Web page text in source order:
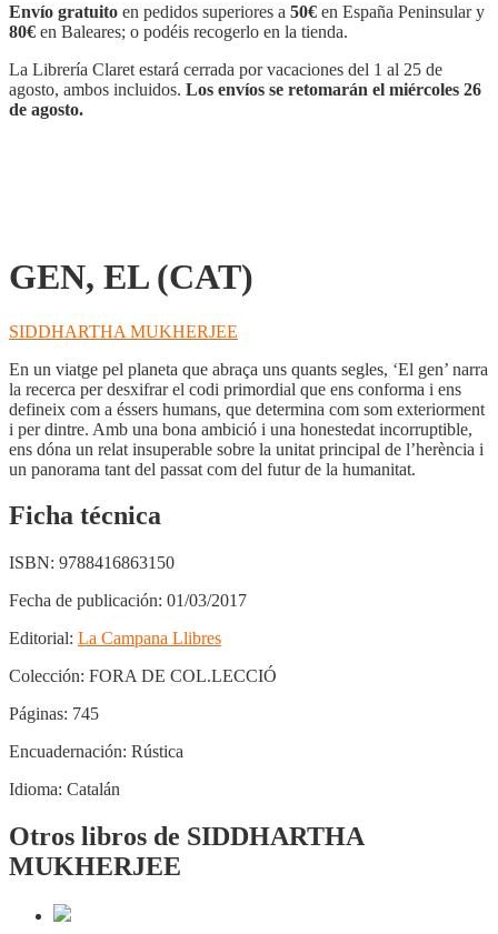
Envío gratuito en pedidos superiores a 50€ en España Peninsular y
80€ en Baleares; o podéis recogerlo en la tienda.
La Librería Claret estará cerrada por vacaciones del 1 al 25 de
agosto, ambos incluidos. Los envíos se retomarán el miércoles 26
de agosto.
GEN, EL (CAT)
SIDDHARTHA MUKHERJEE
En un viatge pel planeta que abraça uns quants segles, ‘El gen’ narra
la recerca per desxifrar el codi primordial que ens conforma i ens
defineix com a éssers humans, que determina com som exteriorment
i per dintre. Amb una bona ambició i una honestedat incorruptible,
ens dóna un relat insuperable sobre la unitat principal de l’herència i
un panorama tant del passat com del futur de la humanitat.
Ficha técnica
ISBN: 9788416863150
Fecha de publicación: 01/03/2017
Editorial: La Campana Llibres
Colección: FORA DE COL.LECCIÓ
Páginas: 745
Encuadernación: Rústica
Idioma: Catalán
Otros libros de SIDDHARTHA
MUKHERJEE